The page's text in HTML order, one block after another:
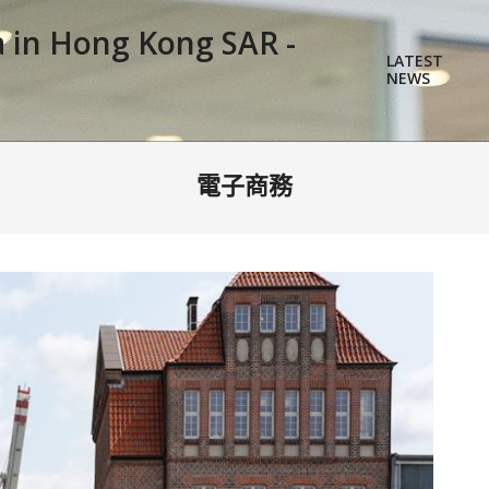
Hong Kong SAR -
LATEST
NEWS
電子商務